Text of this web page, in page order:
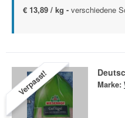
€ 13,89 / kg - verschiedene
Verpasst! Marke: